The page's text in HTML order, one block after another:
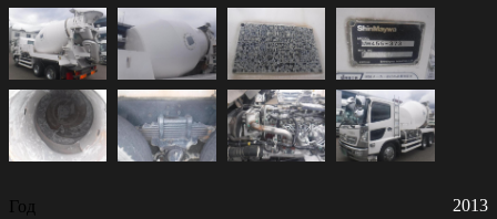
Год
2013